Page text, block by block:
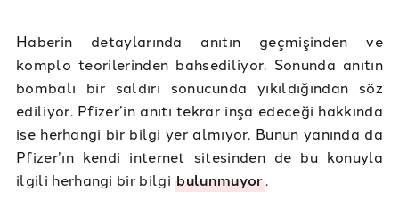
Haberin detaylarında anıtın geçmişinden ve
komplo teorilerinden bahsediliyor. Sonunda anıtın
bombalı bir saldırı sonucunda yıkıldığından söz
ediliyor. Pfizer’in anıtı tekrar inşa edeceği hakkında
ise herhangi bir bilgi yer almıyor. Bunun yanında da
Pfizer’ın kendi internet sitesinden de bu konuyla
ilgili herhangi bir bilgibulunmuyor.